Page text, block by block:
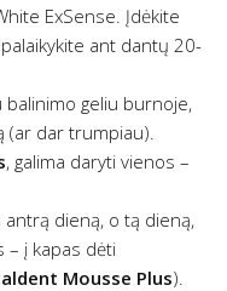
ExSense. Įdėkite
ant dantų 20-
balinimo geliu burnoje,
(ar dar trumpiau).
, galima daryti vienos –
antrą dieną, o tą dieną,
– į kapas dėti
Mousse Plus).